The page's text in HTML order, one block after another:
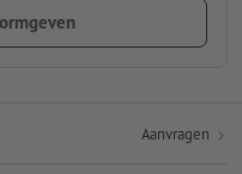
Aanvragen